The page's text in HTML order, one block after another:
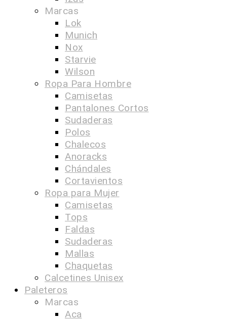
Marcas
Lok
Munich
Nox
Starvie
Wilson
Ropa Para Hombre
Camisetas
Pantalones Cortos
Sudaderas
Polos
Chalecos
Anoracks
Chándales
Cortavientos
Ropa para Mujer
Camisetas
Tops
Faldas
Sudaderas
Mallas
Chaquetas
Calcetines Unisex
Paleteros
Marcas
Aca